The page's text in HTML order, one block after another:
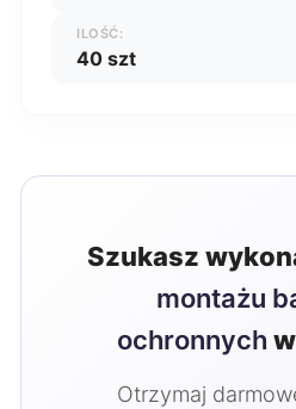
ILOŚĆ:
40 szt
Szukasz
montażu
ochronnych
Otrzymaj